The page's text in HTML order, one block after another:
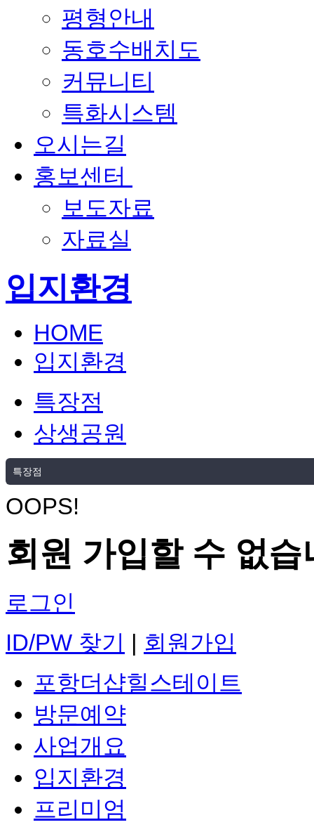
평형안내
동호수배치도
커뮤니티
특화시스템
오시는길
홍보센터
보도자료
자료실
입지환경
HOME
입지환경
특장점
상생공원
특장점
OOPS!
회원 가입할 수 없습
로그인
ID/PW 찾기 | 회원가입
포항더샵힐스테이트
방문예약
사업개요
입지환경
프리미엄